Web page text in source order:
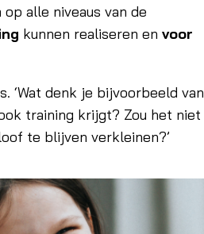
op alle niveaus van de
kunnen realiseren en voor
‘Wat denk je bijvoorbeeld van
training krijgt? Zou het niet
te blijven verkleinen?’